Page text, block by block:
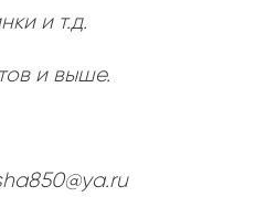
и т.д.
и выше.